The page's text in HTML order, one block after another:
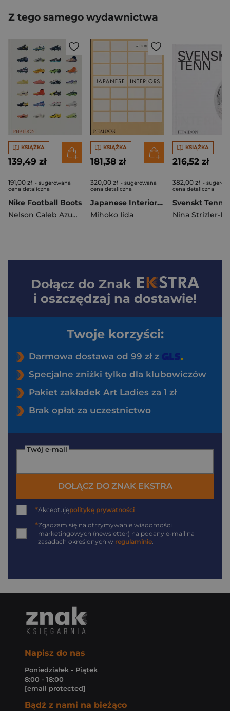
Z tego samego wydawnictwa
KSIĄŻKA
139,49 zł
191,00 zł - sugerowana
cena detaliczna
Nike Football Boots
Nelson Caleb Azumah
KSIĄŻKA
181,38 zł
320,00 zł - sugerowana
cena detaliczna
Japanese Interiors wer. angielska
Mihoko Iida
KSIĄŻKA
216,52 zł
382,00 zł -
cena detaliczna
Svenskt
Nina Strizler-
Dołącz do Znak
i oszczędzaj na dostawie!
Twoje korzyści:
Darmowa dostawa od 99 zł z
Specjalne zniżki tylko dla klubowiczów
Pakiet zakładek Art Ladies za 1 zł
Brak opłat za uczestnictwo
Twój e-mail
DOŁĄCZ DO ZNAK EKSTRA
*Akceptujępolitykę prywatności
*Zgadzam się na otrzymywanie wiadomości
marketingowych (newsletter) na podany e-mail na
zasadach określonych w regulaminie
Napisz do nas
Poniedziałek - Piątek
8:00 - 18:00
[email protected]
Bądź z nami na bieżąco